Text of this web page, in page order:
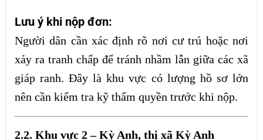
Lưu ý khi nộp đơn:
Người dân cần xác định rõ nơi cư trú hoặc nơi
xảy ra tranh chấp để tránh nhầm lẫn giữa các xã
giáp ranh. Đây là khu vực có lượng hồ sơ lớn
nên cần kiểm tra kỹ thẩm quyền trước khi nộp.
2.2. Khu vực 2 – Kỳ Anh, thị xã Kỳ Anh